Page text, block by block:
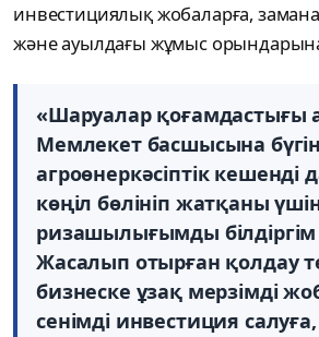
инвестициялық жобаларға,
және ауылдағы жұмыс
«Шаруалар қоғамдастығы
Мемлекет басшысына
агроөнеркәсіптік кешенді
көңіл бөлініп жатқаны
ризашылығымды білдіргім
Жасалып отырған қолдау
бизнеске ұзақ мерзімді
сенімді инвестиция